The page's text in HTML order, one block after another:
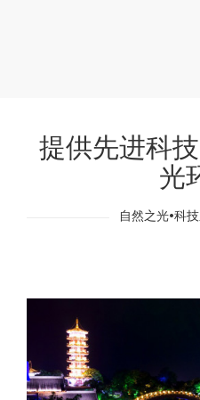
提供先进科
光
自然之光•科